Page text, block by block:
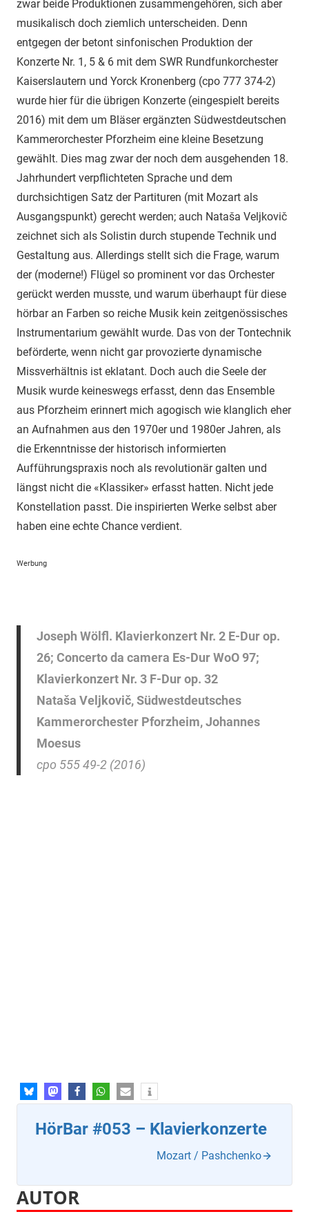
zwar beide Produktionen zusammengehören, sich aber
musikalisch doch ziemlich unterscheiden. Denn
entgegen der betont sinfonischen Produktion der
Konzerte Nr. 1, 5 & 6 mit dem SWR Rundfunkorchester
Kaiserslautern und Yorck Kronenberg (cpo 777 374-2)
wurde hier für die übrigen Konzerte (eingespielt bereits
2016) mit dem um Bläser ergänzten Südwestdeutschen
Kammerorchester Pforzheim eine kleine Besetzung
gewählt. Dies mag zwar der noch dem ausgehenden 18.
Jahrhundert verpflichteten Sprache und dem
durchsichtigen Satz der Partituren (mit Mozart als
Ausgangspunkt) gerecht werden; auch Nataša Veljkovič
zeichnet sich als Solistin durch stupende Technik und
Gestaltung aus. Allerdings stellt sich die Frage, warum
der (moderne!) Flügel so prominent vor das Orchester
gerückt werden musste, und warum überhaupt für diese
hörbar an Farben so reiche Musik kein zeitgenössisches
Instrumentarium gewählt wurde. Das von der Tontechnik
beförderte, wenn nicht gar provozierte dynamische
Missverhältnis ist eklatant. Doch auch die Seele der
Musik wurde keineswegs erfasst, denn das Ensemble
aus Pforzheim erinnert mich agogisch wie klanglich eher
an Aufnahmen aus den 1970er und 1980er Jahren, als
die Erkenntnisse der historisch informierten
Aufführungspraxis noch als revolutionär galten und
längst nicht die «Klassiker» erfasst hatten. Nicht jede
Konstellation passt. Die inspirierten Werke selbst aber
haben eine echte Chance verdient.
Werbung
Joseph Wölfl. Klavierkonzert Nr. 2 E-Dur op.
26; Concerto da camera Es-Dur WoO 97;
Klavierkonzert Nr. 3 F-Dur op. 32
Nataša Veljkovič, Südwestdeutsches
Kammerorchester Pforzheim, Johannes
Moesus
cpo 555 49-2 (2016)
HörBar #053 – Klavierkonzerte
Mozart / Pashchenko
AUTOR